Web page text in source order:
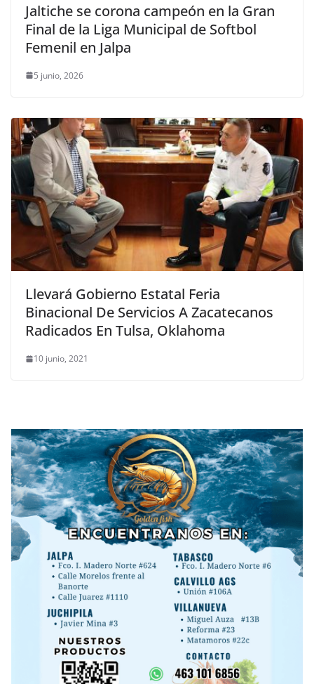
Jaltiche se corona campeón en la Gran
Final de la Liga Municipal de Softbol
Femenil en Jalpa
5 junio, 2026
Llevará Gobierno Estatal Feria
Binacional De Servicios A Zacatecanos
Radicados En Tulsa, Oklahoma
10 junio, 2021